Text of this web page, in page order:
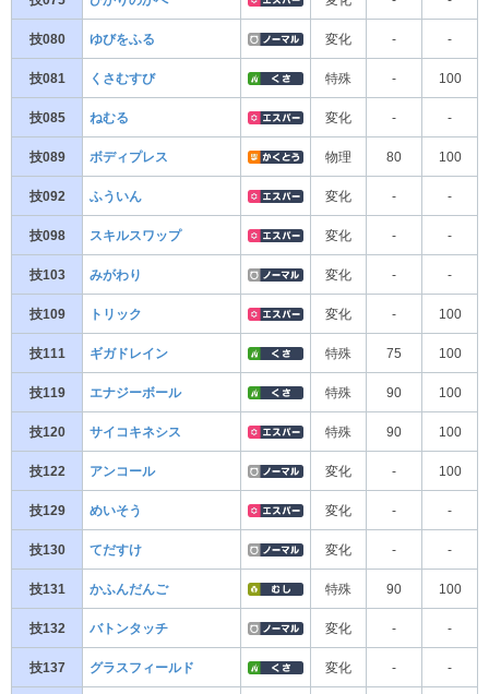
技080 ゆびをふる 変化 - -
技081 くさむすび 特殊 - 100
技085 ねむる 変化 - -
技089 ボディプレス 物理 80 100
技092 ふういん 変化 - -
技098 スキルスワップ 変化 - -
技103 みがわり 変化 - -
技109 トリック 変化 - 100
技111 ギガドレイン 特殊 75 100
技119 エナジーボール 特殊 90 100
技120 サイコキネシス 特殊 90 100
技122 アンコール 変化 - 100
技129 めいそう 変化 - -
技130 てだすけ 変化 - -
技131 かふんだんご 特殊 90 100
技132 バトンタッチ 変化 - -
技137 グラスフィールド 変化 - -